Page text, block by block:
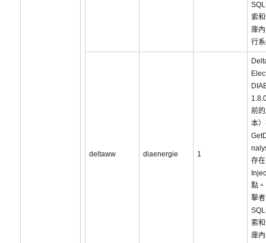
索
庫
行
deltaww diaenergie 1
前
本
存
點
擊
索
庫